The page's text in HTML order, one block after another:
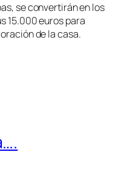
se convertirán en los
15.000 euros para
de la casa.